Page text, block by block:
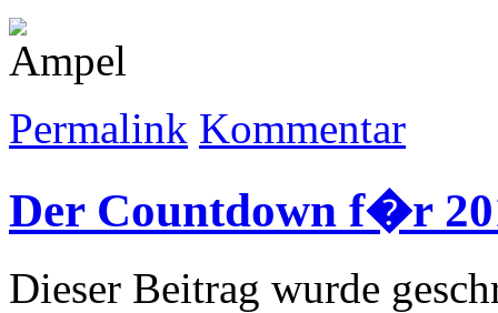
Permalink Kommentar
Der Countdown f�r
Dieser Beitrag wurde